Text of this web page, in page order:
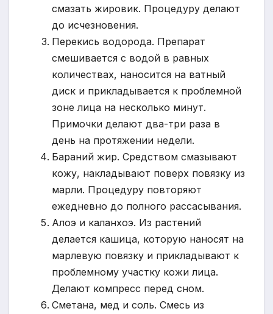
смазать жировик. Процедуру делают
до исчезновения.
Перекись водорода. Препарат
смешивается с водой в равных
количествах, наносится на ватный
диск и прикладывается к проблемной
зоне лица на несколько минут.
Примочки делают два-три раза в
день на протяжении недели.
Бараний жир. Средством смазывают
кожу, накладывают поверх повязку из
марли. Процедуру повторяют
ежедневно до полного рассасывания.
Алоэ и каланхоэ. Из растений
делается кашица, которую наносят на
марлевую повязку и прикладывают к
проблемному участку кожи лица.
Делают компресс перед сном.
Сметана, мед и соль. Смесь из